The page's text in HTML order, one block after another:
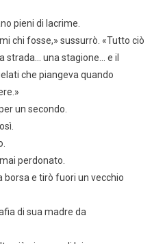
pieni di lacrime.
chi fosse,» sussurrò. «Tutto ciò
strada… una stagione… e il
che piangeva quando
un secondo.
perdonato.
borsa e tirò fuori un vecchio
di sua madre da